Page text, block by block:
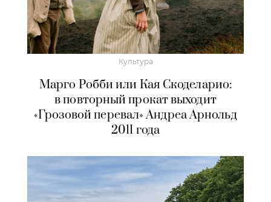
Культура
Марго Робби или Кая Скоделарио:
в повторный прокат выходит
«Грозовой перевал» Андреа Арнольд
2011 года